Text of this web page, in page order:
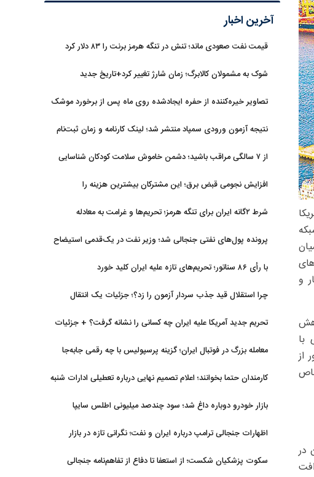
و
و کاهش
با
از
خاص
در
رسید که افت
آخرین اخبار
قیمت نفت صعودی ماند؛ تنش در تنگه هرمز برنت را ۸۳ دلار کرد
شوک به مشمولان کالابرگ؛ زمان شارژ تغییر کرد+تاریخ جدید
تصاویر خیره‌کننده از حفره ایجادشده روی ماه پس از برخورد موشک
نتیجه آزمون ورودی سمپاد منتشر شد؛ لینک کارنامه و زمان ثبت‌نام
از ۷ سالگی مراقب باشید؛ دشمن خاموش سلامت کودکان شناسایی
افزایش نجومی قبض برق؛ این مشترکان بیشترین هزینه را
شرط ۲گانه ایران برای تنگه هرمز؛ تحریم‌ها و غرامت به معادله
پرونده پول‌های نفتی جنجالی شد؛ وزیر نفت در یک‌قدمی استیضاح
با رأی ۸۶ سناتور؛ تحریم‌های تازه علیه ایران کلید خورد
چرا استقلال قید جذب سردار آزمون را زد؟؛ جزئیات یک انتقال
تحریم جدید آمریکا علیه ایران چه کسانی را نشانه گرفت؟ + جزئیات
معامله بزرگ در فوتبال ایران؛ گزینه پرسپولیس با چه رقمی جابه‌جا
کارمندان حتما بخوانند؛ اعلام تصمیم نهایی درباره تعطیلی ادارات شنبه
بازار خودرو دوباره داغ شد؛ سود چندصد میلیونی اطلس سایپا
اظهارات جنجالی ترامپ درباره ایران و نفت؛ نگرانی تازه در بازار
سکوت پزشکیان شکست؛ از استعفا تا دفاع از تفاهم‌نامه جنجالی